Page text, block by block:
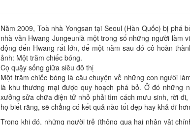
Năm 2009, Toà nhà Yongsan tại Seoul (Hàn Quốc) bị phá
nhà văn Hwang Jungeunlà một trong số những người làm
động đến Hwang rất lớn, để một năm sau đó cô hoàn
ảnh: Một trăm chiếc bóng.
Cọ quậy sống giữa siêu đô thị
Một trăm chiếc bóng là câu chuyện về những con người
là khu thương mại được quy hoạch phá bỏ. Ở đó những
xưởng sửa chữa điện tử nhỏ phải tìm cách mưu sinh, rời
họ biết rằng, sẽ chẳng có kết quả nào tốt đẹp hay khả dĩ
Trong khi đó, những người trẻ (thông qua hai nhân vật